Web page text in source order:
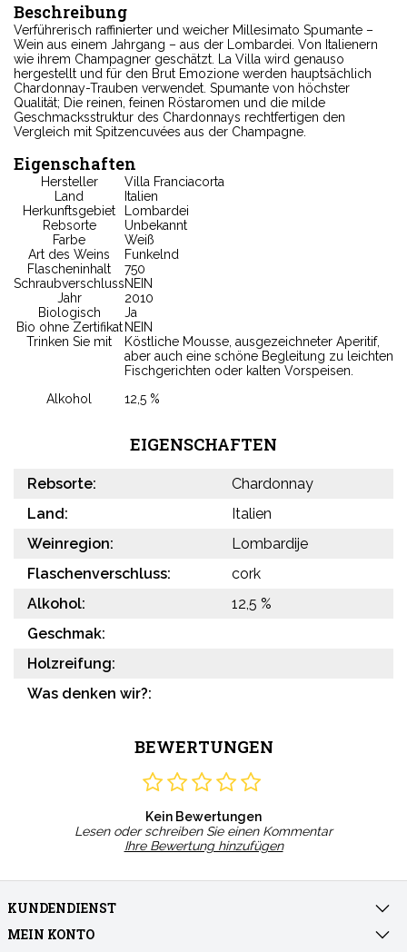
Beschreibung
Verführerisch raffinierter und weicher Millesimato Spumante –
Wein aus einem Jahrgang – aus der Lombardei. Von Italienern
wie ihrem Champagner geschätzt. La Villa wird genauso
hergestellt und für den Brut Emozione werden hauptsächlich
Chardonnay-Trauben verwendet. Spumante von höchster
Qualität; Die reinen, feinen Röstaromen und die milde
Geschmacksstruktur des Chardonnays rechtfertigen den
Vergleich mit Spitzencuvées aus der Champagne.
Eigenschaften
Hersteller
Villa Franciacorta
Land
Italien
Herkunftsgebiet
Lombardei
Rebsorte
Unbekannt
Farbe
Weiß
Art des Weins
Funkelnd
Flascheninhalt
750
SchraubverschlussNEIN
Jahr
2010
Biologisch
Ja
Bio ohne Zertifikat NEIN
Trinken Sie mit
Köstliche Mousse, ausgezeichneter Aperitif,
aber auch eine schöne Begleitung zu leichten
Fischgerichten oder kalten Vorspeisen.
Alkohol
12,5 %
EIGENSCHAFTEN
Rebsorte:
Chardonnay
Land:
Italien
Weinregion:
Lombardije
Flaschenverschluss:
cork
Alkohol:
12,5 %
Geschmak:
Holzreifung:
Was denken wir?:
BEWERTUNGEN
Kein Bewertungen
Lesen oder schreiben Sie einen Kommentar
Ihre Bewertung hinzufügen
KUNDENDIENST
MEIN KONTO